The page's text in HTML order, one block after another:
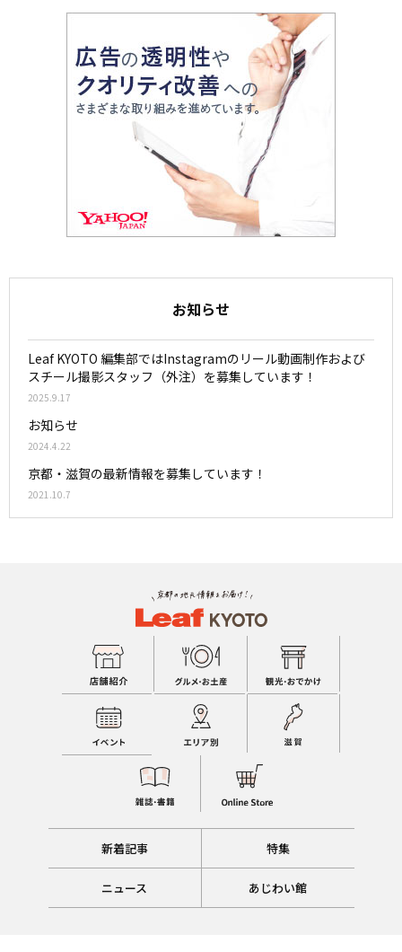
お知らせ
Leaf KYOTO 編集部ではInstagramのリール動画制作および
スチール撮影スタッフ（外注）を募集しています！
2025.9.17
お知らせ
2024.4.22
京都・滋賀の最新情報を募集しています！
2021.10.7
新着記事 特集
ニュース あじわい館